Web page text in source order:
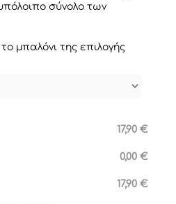
σύνολο των
μπαλόνι της επιλογής
17,90 €
0,00 €
17,90 €